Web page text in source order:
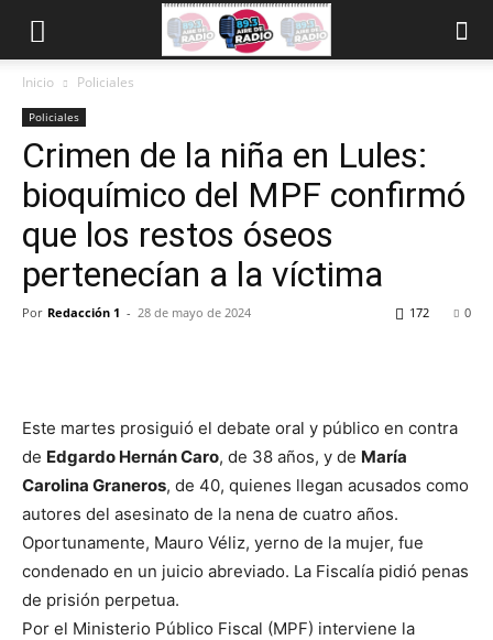
Inicio Policiales
Policiales
Crimen de la niña en Lules:
bioquímico del MPF confirmó
que los restos óseos
pertenecían a la víctima
Por Redacción 1 - 28 de mayo de 2024 0
172
Este martes prosiguió el debate oral y público en contra
de Edgardo Hernán Caro, de 38 años, y de María
Carolina Graneros, de 40, quienes llegan acusados como
autores del asesinato de la nena de cuatro años.
Oportunamente, Mauro Véliz, yerno de la mujer, fue
condenado en un juicio abreviado. La Fiscalía pidió penas
de prisión perpetua.
Por el Ministerio Público Fiscal (MPF) interviene la